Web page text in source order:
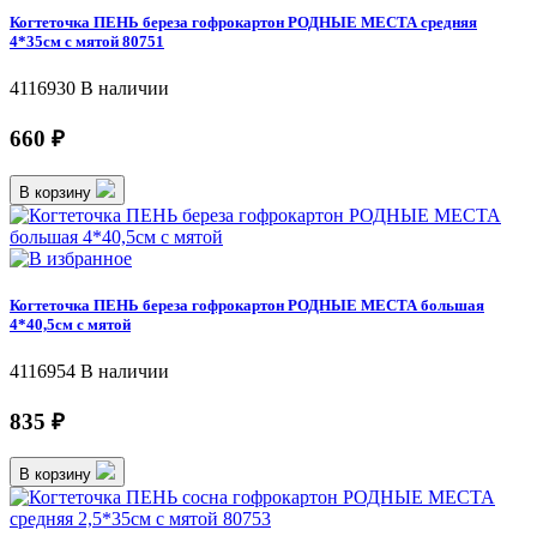
Когтеточка ПЕНЬ береза гофрокартон РОДНЫЕ МЕСТА средняя
4*35см с мятой 80751
4116930 В наличии
660 ₽
В корзину
Когтеточка ПЕНЬ береза гофрокартон РОДНЫЕ МЕСТА большая
4*40,5см с мятой
4116954 В наличии
835 ₽
В корзину